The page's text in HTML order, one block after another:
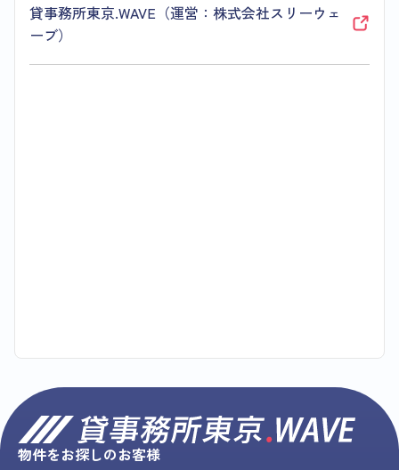
貸事務所東京.WAVE（運営：株式会社スリーウェ
ーブ）
物件をお探しのお客様